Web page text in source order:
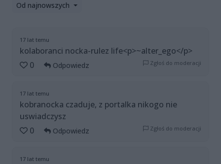
Od najnowszych
17 lat temu
kolaboranci nocka-rulez life<p>~alter_ego</p>
0
Odpowiedz Zgłoś do moderacji
17 lat temu
kobranocka czaduje, z portalka nikogo nie
uswiadczysz
0
Odpowiedz Zgłoś do moderacji
17 lat temu